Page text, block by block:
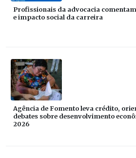
Profissionais da advocacia
e impacto social da carreira
Agência de Fomento leva crédito,
debates sobre desenvolvimento
2026